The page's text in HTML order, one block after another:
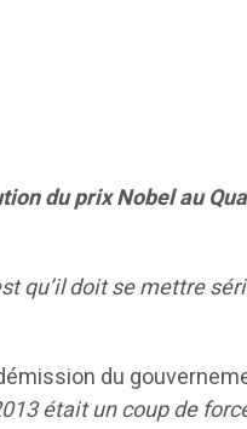
du prix Nobel au
qu’il doit se mettre
du
était un coup de